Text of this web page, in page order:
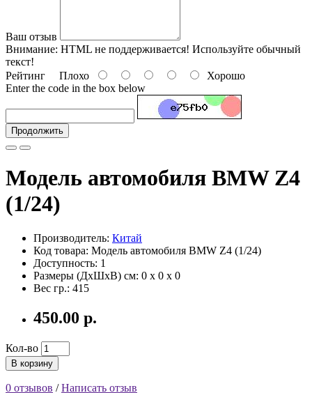
Ваш отзыв
Внимание: HTML не поддерживается! Используйте обычный
текст!
Рейтинг Плохо
Хорошо
Enter the code in the box below
Продолжить
Модель автомобиля BMW Z4
(1/24)
Производитель: Китай
Код товара: Модель автомобиля BMW Z4 (1/24)
Доступность: 1
Размеры (ДxШxВ) см: 0 x 0 x 0
Вес гр.: 415
450.00 р.
Кол-во
В корзину
0 отзывов /Написать отзыв